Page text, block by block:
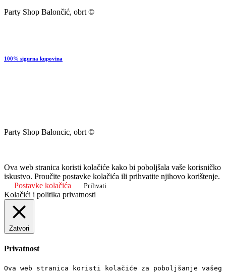
Party Shop Balončić, obrt ©
100% sigurna kupovina
Party Shop Baloncic, obrt ©
Ova web stranica koristi kolačiće kako bi poboljšala vaše korisničko
iskustvo. Proučite postavke kolačića ili prihvatite njihovo korištenje.
Postavke kolačića
Prihvati
Kolačići i politika privatnosti
Zatvori
Privatnost
Ova web stranica koristi kolačiće za poboljšanje